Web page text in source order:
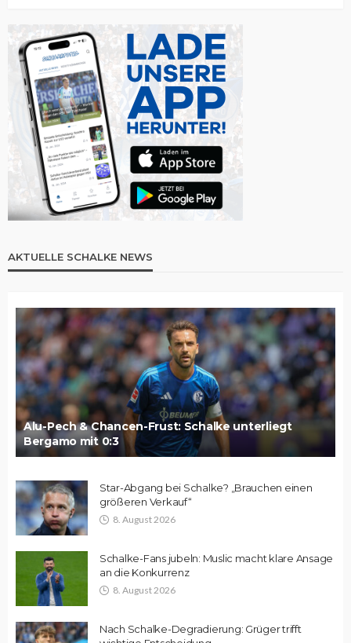
AKTUELLE SCHALKE NEWS
Alu-Pech & Chancen-Frust: Schalke unterliegt
Bergamo mit 0:3
Star-Abgang bei Schalke? „Brauchen einen
größeren Verkauf“
8. August 2026
Schalke-Fans jubeln: Muslic macht klare Ansage
an die Konkurrenz
8. August 2026
Nach Schalke-Degradierung: Grüger trifft